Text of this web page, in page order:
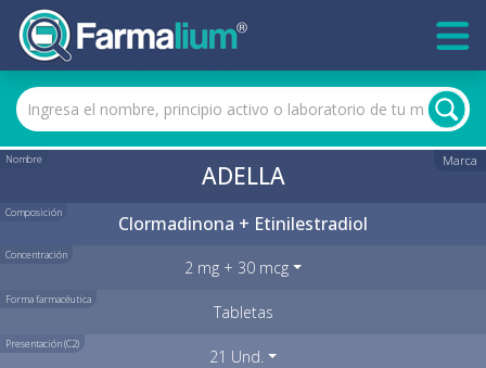
Nombre Marca
ADELLA
Composición Clormadinona + Etinilestradiol
Concentración
2 mg + 30 mcg
Forma farmacéutica
Tabletas
Presentación (C2)
21 Und.